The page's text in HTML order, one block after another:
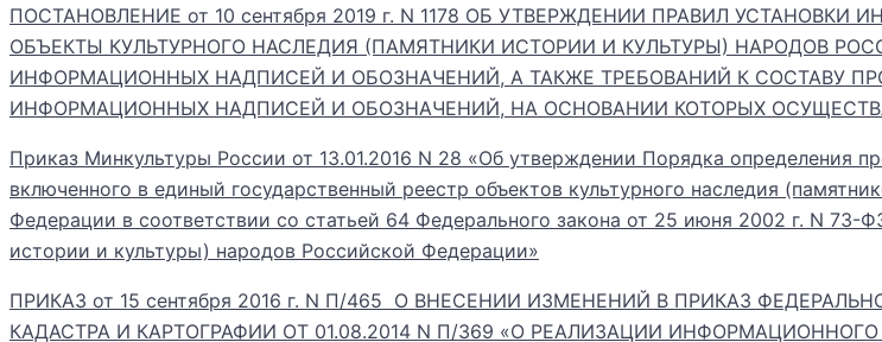
ПОСТАНОВЛЕНИЕ от 10 сентября 2019 г. N 1178 ОБ УТВЕРЖДЕНИИ ПРАВИЛ
ОБЪЕКТЫ КУЛЬТУРНОГО НАСЛЕДИЯ (ПАМЯТНИКИ ИСТОРИИ И КУЛЬТУРЫ) НАРОДОВ
ИНФОРМАЦИОННЫХ НАДПИСЕЙ И ОБОЗНАЧЕНИЙ, А ТАКЖЕ ТРЕБОВАНИЙ К СОСТАВУ
ИНФОРМАЦИОННЫХ НАДПИСЕЙ И ОБОЗНАЧЕНИЙ, НА ОСНОВАНИИ КОТОРЫХ
Приказ Минкультуры России от 13.01.2016 N 28 «Об утверждении Порядка определения
включенного в единый государственный реестр объектов культурного наследия
Федерации в соответствии со статьей 64 Федерального закона от 25 июня 2002 г. N 73-
истории и культуры) народов Российской Федерации»
ПРИКАЗ от 15 сентября 2016 г. N П/465 О ВНЕСЕНИИ ИЗМЕНЕНИЙ В ПРИКАЗ
КАДАСТРА И КАРТОГРАФИИ ОТ 01.08.2014 N П/369 «О РЕАЛИЗАЦИИ